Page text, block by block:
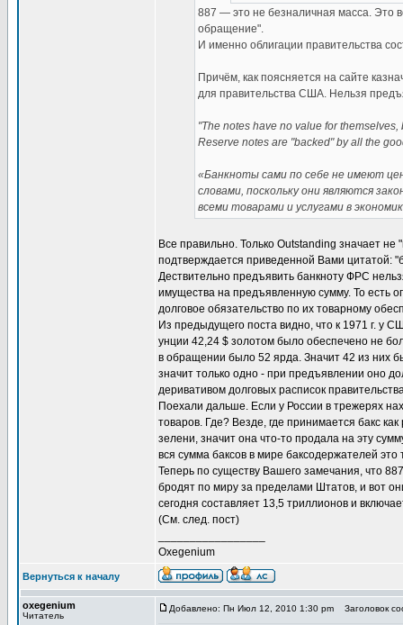
887 — это не безналичная масса. Это
обращение".
И именно облигации правительства
Причём, как поясняется на сайте
для правительства США. Нельзя
"The notes have no value for
Reserve notes are "backed" by all the
«Банкноты сами по себе не имеют
словами, поскольку они являются
всеми товарами и услугами в
Все правильно. Только Outstanding значает
подтверждается приведенной Вами цитатой:
Дествительно предъявить банкноту ФРС
имущества на предъявленную сумму. То есть
долговое обязательство по их товарному
Из предыдущего поста видно, что к 1971 г. у
унции 42,24 $ золотом было обеспечено не
в обращении было 52 ярда. Значит 42 из них
значит только одно - при предъявлении оно
деривативом долговых расписок
Поехали дальше. Если у России в трежерях
товаров. Где? Везде, где принимается бакс
зелени, значит она что-то продала на эту
вся сумма баксов в мире баксодержателей
Теперь по существу Вашего замечания, что
бродят по миру за пределами Штатов, и вот
сегодня составляет 13,5 триллионов и
(См. след. пост)
Oxegenium
Вернуться к началу
oxegenium
Читатель
Добавлено: Пн Июл 12, 2010 1:30 pm Заголовок